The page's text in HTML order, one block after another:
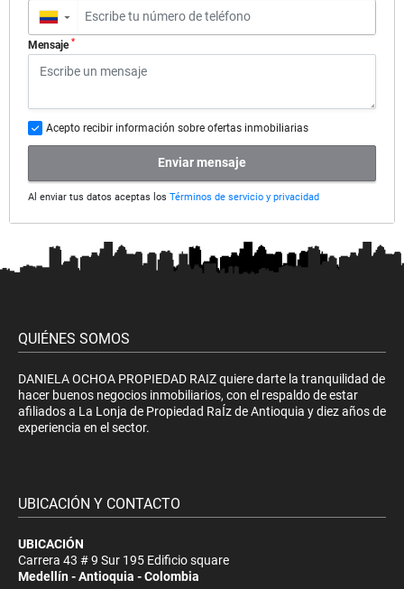
▼
Mensaje *
Acepto recibir información sobre ofertas inmobiliarias
Enviar mensaje
Al enviar tus datos aceptas los Términos de servicio y privacidad
QUIÉNES SOMOS
DANIELA OCHOA PROPIEDAD RAIZ quiere darte la tranquilidad de
hacer buenos negocios inmobiliarios, con el respaldo de estar
afiliados a La Lonja de Propiedad RaÍz de Antioquia y diez años de
experiencia en el sector.
UBICACIÓN Y CONTACTO
UBICACIÓN
Carrera 43 # 9 Sur 195 Edificio square
Medellín - Antioquia - Colombia